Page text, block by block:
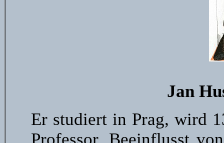
Jan
Er studiert in Prag, wird